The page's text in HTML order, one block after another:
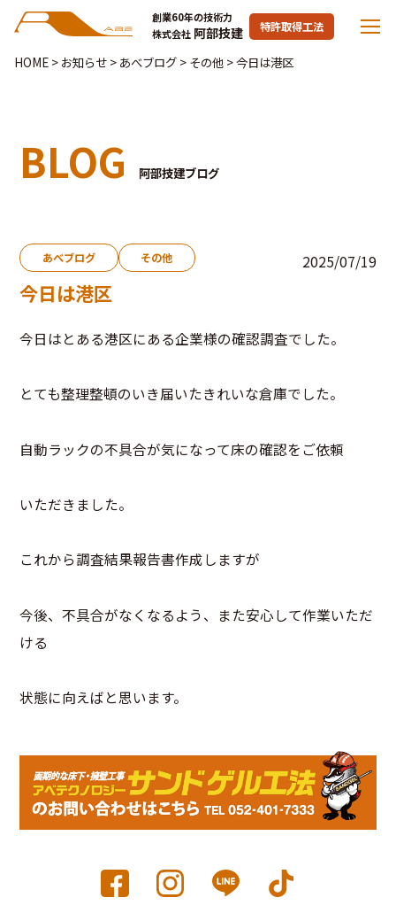
創業60年の技術力
株式会社 阿部技建 特許取得工法
HOME> お知らせ> あべブログ> その他>今日は港区
BLOG 阿部技建ブログ
あべブログ その他 2025/07/19
今日は港区
今日はとある港区にある企業様の確認調査でした。
とても整理整頓のいき届いたきれいな倉庫でした。
自動ラックの不具合が気になって床の確認をご依頼
いただきました。
これから調査結果報告書作成しますが
今後、不具合がなくなるよう、また安心して作業いただ
ける
状態に向えばと思います。